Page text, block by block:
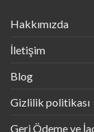
Hakkımızda
İletişim
Blog
Gizlilik politikası
Geri Ödeme ve